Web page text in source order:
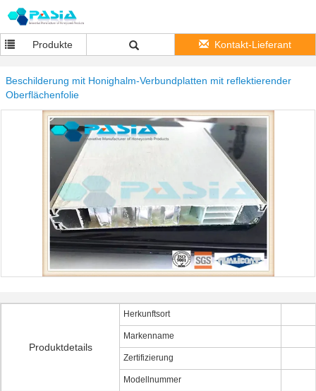
Produkte Kontakt-Lieferant
Beschilderung mit Honighalm-Verbundplatten mit reflektierender
Oberflächenfolie
Produktdetails
Herkunftsort
Markenname
Zertifizierung
Modellnummer